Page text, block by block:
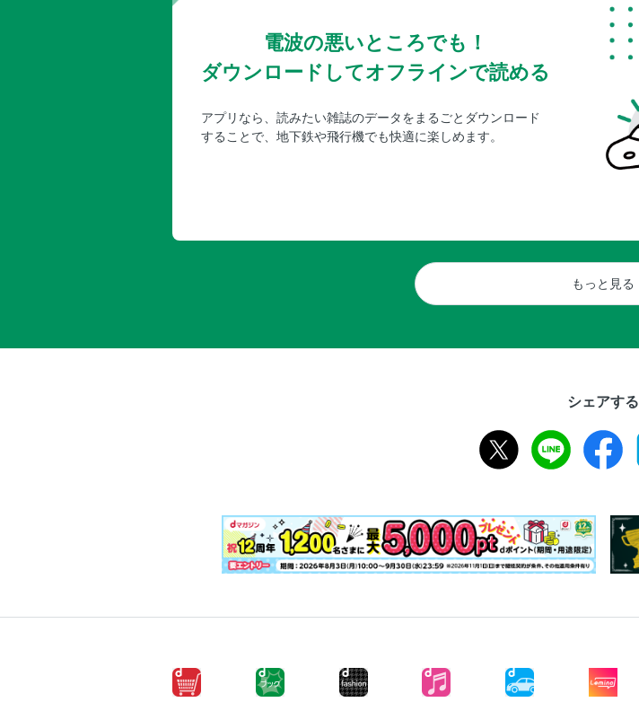
電波の悪いところでも！
ダウンロードしてオフラインで読める
アプリなら、読みたい雑誌のデータをまるごとダウンロード
することで、地下鉄や飛行機でも快適に楽しめます。
もっと見る
シェアする